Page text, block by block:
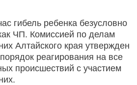
гибель ребенка безусловно
ЧП. Комиссией по делам
Алтайского края утвержден
реагирования на все
происшествий с участием